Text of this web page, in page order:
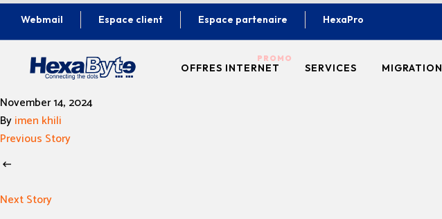
Webmail Espace client Espace partenaire HexaPro
OFFRES INTERNET SERVICES MIGRATION
November 14, 2024
Byimen khili
Previous Story
Next Story